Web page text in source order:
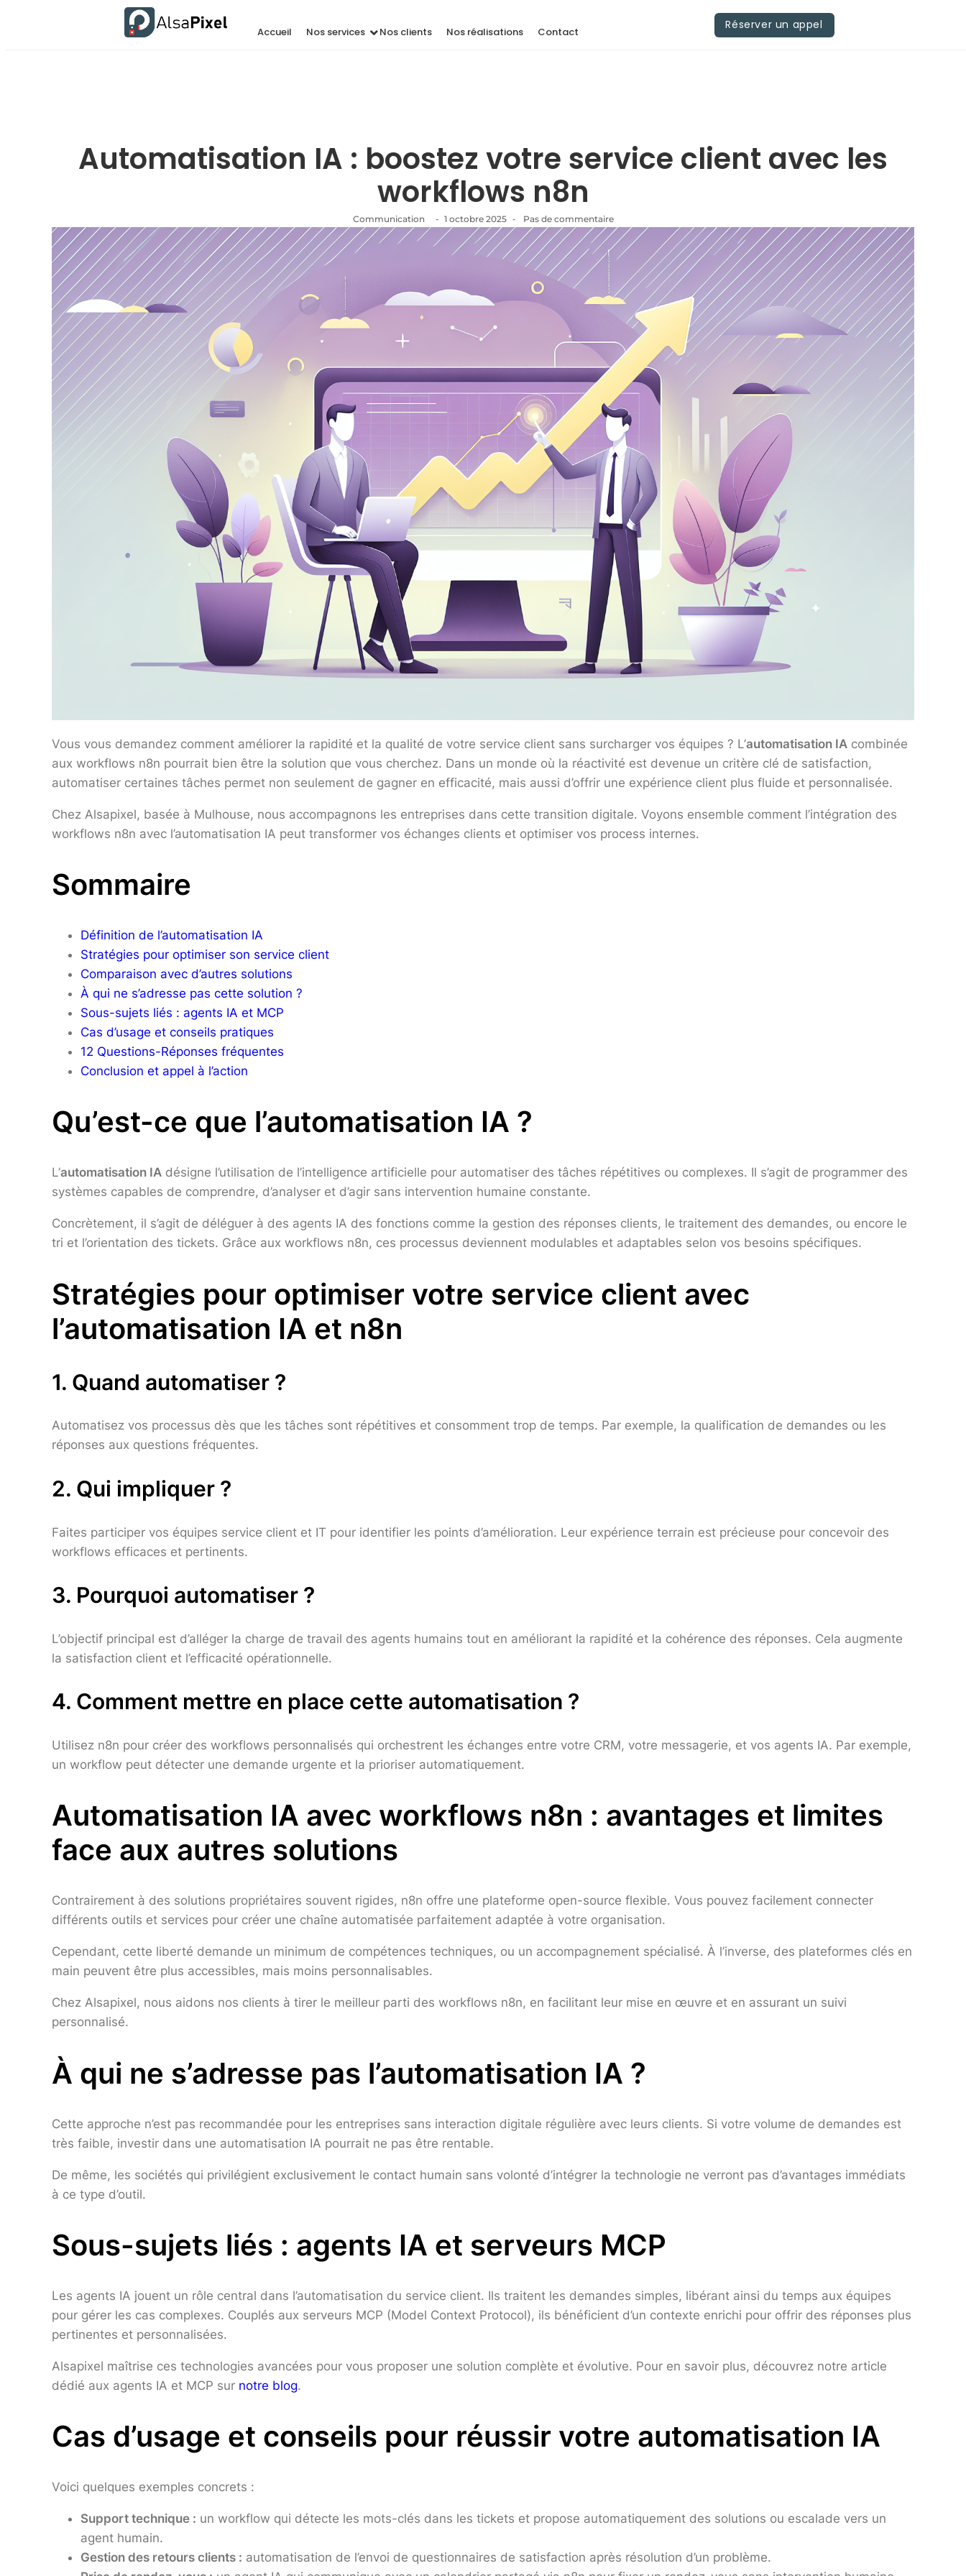
Accueil Nos services Nos clients Nos réalisations Contact
Réserver un appel
Automatisation IA : boostez votre service client avec les
workflows n8n
Communication - 1 octobre 2025 - Pas de commentaire
Vous vous demandez comment améliorer la rapidité et la qualité de votre service client sans surcharger vos équipes ? L’automatisation IA combinée
aux workflows n8n pourrait bien être la solution que vous cherchez. Dans un monde où la réactivité est devenue un critère clé de satisfaction,
automatiser certaines tâches permet non seulement de gagner en efficacité, mais aussi d’offrir une expérience client plus fluide et personnalisée.
Chez Alsapixel, basée à Mulhouse, nous accompagnons les entreprises dans cette transition digitale. Voyons ensemble comment l’intégration des
workflows n8n avec l’automatisation IA peut transformer vos échanges clients et optimiser vos process internes.
Sommaire
Définition de l’automatisation IA
Stratégies pour optimiser son service client
Comparaison avec d’autres solutions
À qui ne s’adresse pas cette solution ?
Sous-sujets liés : agents IA et MCP
Cas d’usage et conseils pratiques
12 Questions-Réponses fréquentes
Conclusion et appel à l’action
Qu’est-ce que l’automatisation IA ?
L’automatisation IA désigne l’utilisation de l’intelligence artificielle pour automatiser des tâches répétitives ou complexes. Il s’agit de programmer des
systèmes capables de comprendre, d’analyser et d’agir sans intervention humaine constante.
Concrètement, il s’agit de déléguer à des agents IA des fonctions comme la gestion des réponses clients, le traitement des demandes, ou encore le
tri et l’orientation des tickets. Grâce aux workflows n8n, ces processus deviennent modulables et adaptables selon vos besoins spécifiques.
Stratégies pour optimiser votre service client avec
l’automatisation IA et n8n
1. Quand automatiser ?
Automatisez vos processus dès que les tâches sont répétitives et consomment trop de temps. Par exemple, la qualification de demandes ou les
réponses aux questions fréquentes.
2. Qui impliquer ?
Faites participer vos équipes service client et IT pour identifier les points d’amélioration. Leur expérience terrain est précieuse pour concevoir des
workflows efficaces et pertinents.
3. Pourquoi automatiser ?
L’objectif principal est d’alléger la charge de travail des agents humains tout en améliorant la rapidité et la cohérence des réponses. Cela augmente
la satisfaction client et l’efficacité opérationnelle.
4. Comment mettre en place cette automatisation ?
Utilisez n8n pour créer des workflows personnalisés qui orchestrent les échanges entre votre CRM, votre messagerie, et vos agents IA. Par exemple,
un workflow peut détecter une demande urgente et la prioriser automatiquement.
Automatisation IA avec workflows n8n : avantages et limites
face aux autres solutions
Contrairement à des solutions propriétaires souvent rigides, n8n offre une plateforme open-source flexible. Vous pouvez facilement connecter
différents outils et services pour créer une chaîne automatisée parfaitement adaptée à votre organisation.
Cependant, cette liberté demande un minimum de compétences techniques, ou un accompagnement spécialisé. À l’inverse, des plateformes clés en
main peuvent être plus accessibles, mais moins personnalisables.
Chez Alsapixel, nous aidons nos clients à tirer le meilleur parti des workflows n8n, en facilitant leur mise en œuvre et en assurant un suivi
personnalisé.
À qui ne s’adresse pas l’automatisation IA ?
Cette approche n’est pas recommandée pour les entreprises sans interaction digitale régulière avec leurs clients. Si votre volume de demandes est
très faible, investir dans une automatisation IA pourrait ne pas être rentable.
De même, les sociétés qui privilégient exclusivement le contact humain sans volonté d’intégrer la technologie ne verront pas d’avantages immédiats
à ce type d’outil.
Sous-sujets liés : agents IA et serveurs MCP
Les agents IA jouent un rôle central dans l’automatisation du service client. Ils traitent les demandes simples, libérant ainsi du temps aux équipes
pour gérer les cas complexes. Couplés aux serveurs MCP (Model Context Protocol), ils bénéficient d’un contexte enrichi pour offrir des réponses plus
pertinentes et personnalisées.
Alsapixel maîtrise ces technologies avancées pour vous proposer une solution complète et évolutive. Pour en savoir plus, découvrez notre article
dédié aux agents IA et MCP sur notre blog.
Cas d’usage et conseils pour réussir votre automatisation IA
Voici quelques exemples concrets :
Support technique : un workflow qui détecte les mots-clés dans les tickets et propose automatiquement des solutions ou escalade vers un
agent humain.
Gestion des retours clients : automatisation de l’envoi de questionnaires de satisfaction après résolution d’un problème.